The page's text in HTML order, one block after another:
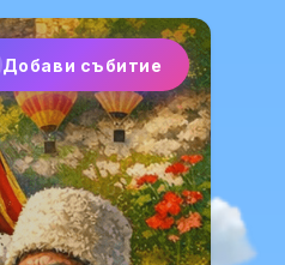
Добави събитие